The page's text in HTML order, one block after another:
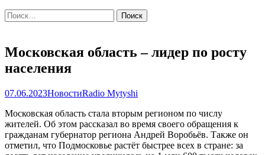
Найти:
Московская область – лидер по росту
населения
07.06.2023НовостиRadio Mytyshi
Московская область стала вторым регионом по числу
жителей. Об этом рассказал во время своего обращения к
гражданам губернатор региона Андрей Воробьёв. Также он
отметил, что Подмосковье растёт быстрее всех в стране: за